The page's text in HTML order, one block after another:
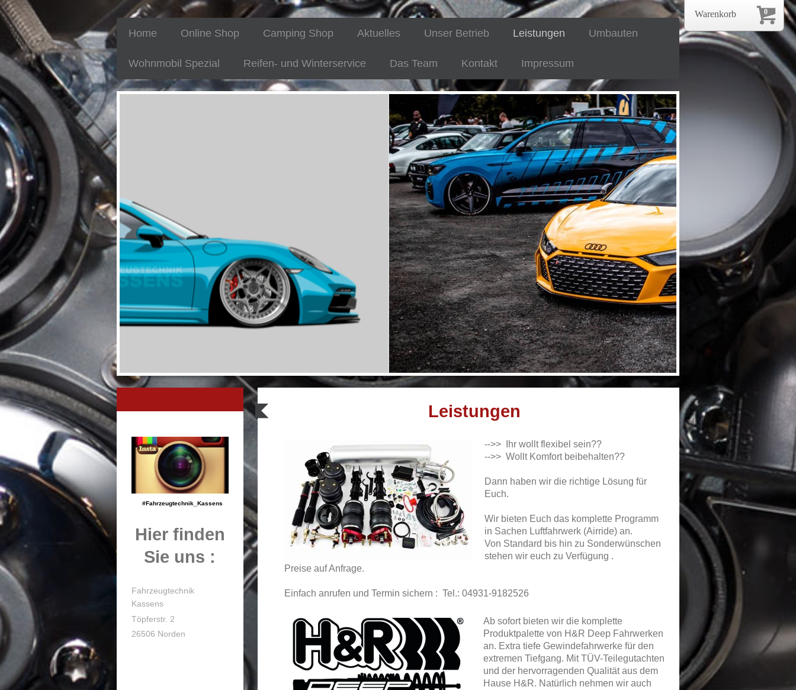
Home Online Shop Camping Shop Aktuelles Unser Betrieb Leistungen Umbauten
Wohnmobil Spezial Reifen- und Winterservice Das Team Kontakt Impressum
Leistungen
-->> Ihr wollt flexibel sein??
-->> Wollt Komfort beibehalten??
Dann haben wir die richtige Lösung für
Euch.
Wir bieten Euch das komplette Programm
in Sachen Luftfahrwerk (Airride) an.
Von Standard bis hin zu Sonderwünschen
stehen wir euch zu Verfügung .
Preise auf Anfrage.
Einfach anrufen und Termin sichern : Tel.: 04931-9182526
Ab sofort bieten wir die komplette
Produktpalette von H&R Deep Fahrwerken
an. Extra tiefe Gewindefahrwerke für den
extremen Tiefgang. Mit TÜV-Teilegutachten
und der hervorragenden Qualität aus dem
Hause H&R. Natürlich nehmen wir auch
#Fahrzeugtechnik_Kassens
Hier finden
Sie uns :
Fahrzeugtechnik
Kassens
Töpferstr. 2
26506 Norden
0
Warenkorb